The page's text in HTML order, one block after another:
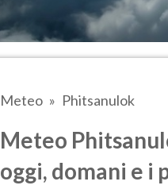
Meteo Phitsanulok
Meteo
oggi, domani e i